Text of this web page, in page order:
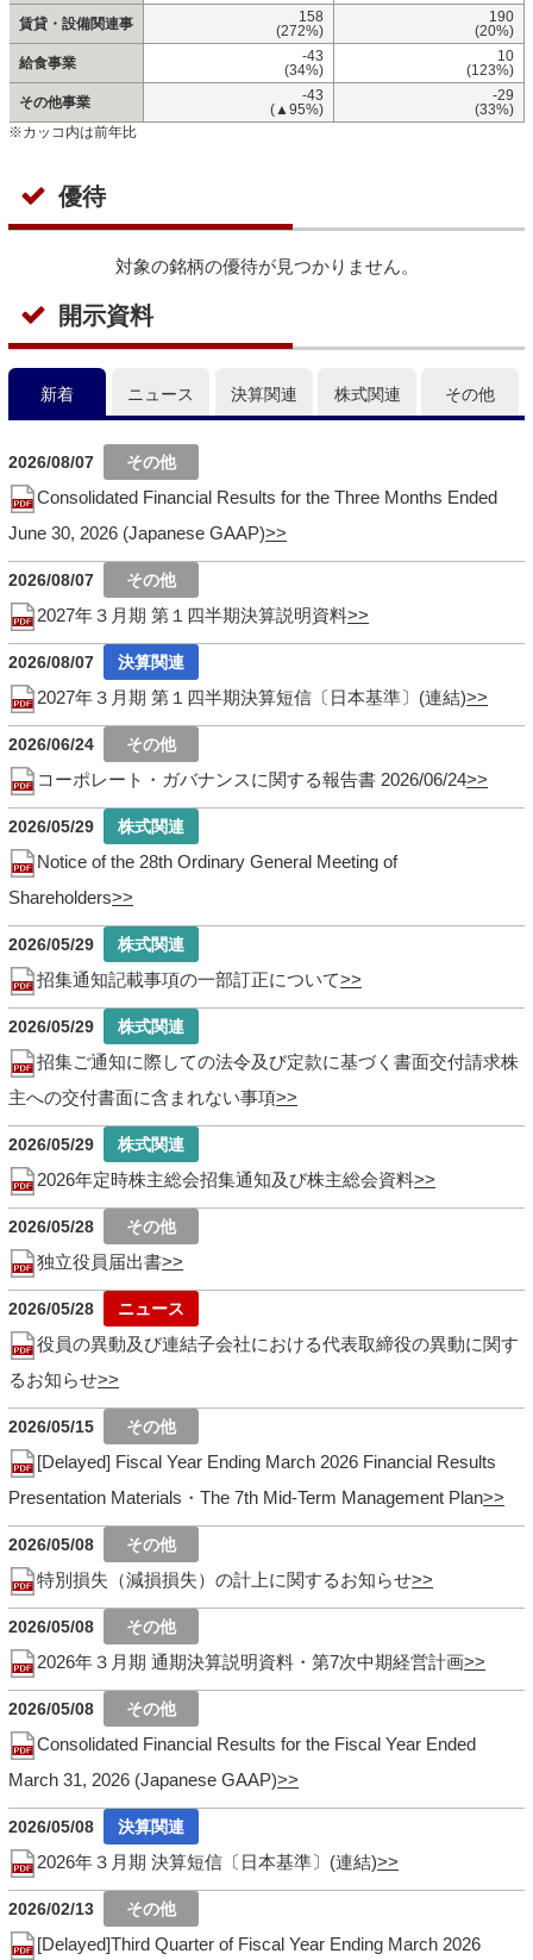
賃貸・設備関連事
158
(272%)
190
(20%)
給食事業
-43
(34%)
10
(123%)
その他事業
-43
(▲95%)
-29
(33%)
※カッコ内は前年比
優待
対象の銘柄の優待が見つかりません。
開示資料
新着 ニュース 決算関連 株式関連 その他
2026/08/07
Consolidated Financial Results for the Three Months Ended
June 30, 2026 (Japanese GAAP)
2026/08/07
2027年３月期 第１四半期決算説明資料
2026/08/07
2027年３月期 第１四半期決算短信〔日本基準〕(連結)
2026/06/24
コーポレート・ガバナンスに関する報告書 2026/06/24
2026/05/29
Notice of the 28th Ordinary General Meeting of
Shareholders
2026/05/29
招集通知記載事項の一部訂正について
2026/05/29
招集ご通知に際しての法令及び定款に基づく書面交付請求株
主への交付書面に含まれない事項
2026/05/29
2026年定時株主総会招集通知及び株主総会資料
2026/05/28
独立役員届出書
2026/05/28
役員の異動及び連結子会社における代表取締役の異動に関す
るお知らせ
2026/05/15
[Delayed] Fiscal Year Ending March 2026 Financial Results
Presentation Materials・The 7th Mid-Term Management Plan
2026/05/08
特別損失（減損損失）の計上に関するお知らせ
2026/05/08
2026年３月期 通期決算説明資料・第7次中期経営計画
2026/05/08
Consolidated Financial Results for the Fiscal Year Ended
March 31, 2026 (Japanese GAAP)
2026/05/08
2026年３月期 決算短信〔日本基準〕(連結)
2026/02/13
[Delayed]Third Quarter of Fiscal Year Ending March 2026